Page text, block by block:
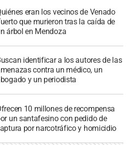
eran los vecinos de Venado
que murieron tras la caída de
árbol en Mendoza
identificar a los autores de las
contra un médico, un
y un periodista
10 millones de recompensa
un santafesino con pedido de
por narcotráfico y homicidio